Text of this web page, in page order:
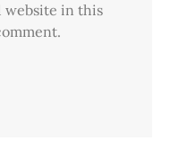
website in this